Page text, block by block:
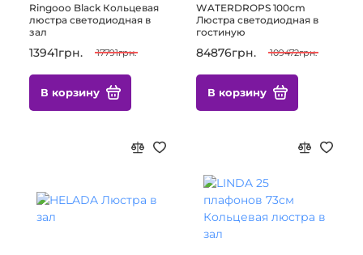
Ringooo Black Кольцевая
люстра светодиодная в
зал
13941грн. 17791грн.
В корзину
WATERDROPS 100cm
Люстра светодиодная в
гостиную
84876грн. 109472грн.
В корзину